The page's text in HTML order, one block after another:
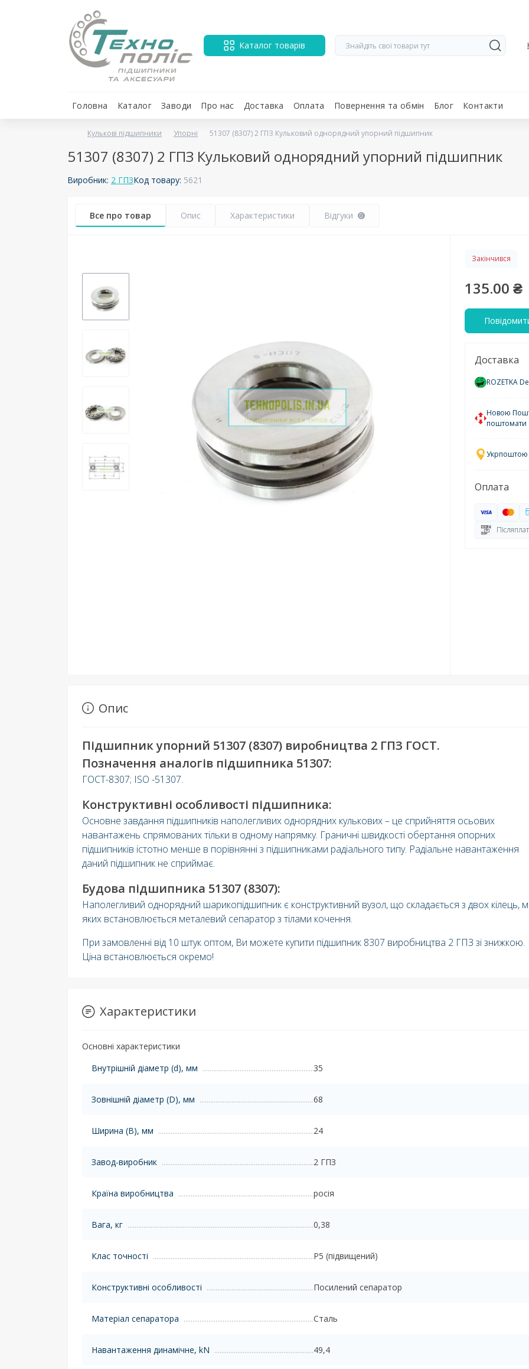
Каталог товарів
Головна Каталог Заводи Про нас Доставка Оплата Повернення та обмін Блог Контакти
Кулькові підшипники Упорні 51307 (8307) 2 ГПЗ Кульковий однорядний упорний підшипник
51307 (8307) 2 ГПЗ Кульковий однорядний упорний підшипник
Виробник: 2 ГПЗКод товару: 5621
Все про товар Опис Характеристики Відгуки 0
Закінчився
135.00 ₴
Доставка
ROZETKA
Новою
поштомати
Укрпоштою
Оплата
Опис
Підшипник упорний 51307 (8307) виробництва 2 ГПЗ ГОСТ.
Позначення аналогів підшипника 51307:
ГОСТ-8307; ISO -51307.
Конструктивні особливості підшипника:
Основне завдання підшипників наполегливих однорядних кулькових – це сприйняття осьових
навантажень спрямованих тільки в одному напрямку. Граничні швидкості обертання опорних
підшипників істотно менше в порівнянні з підшипниками радіального типу. Радіальне навантаження
даний підшипник не сприймає.
Будова підшипника 51307 (8307):
Наполегливий однорядний шарикопідшипник є конструктивний вузол, що складається з двох кілець,
яких встановлюється металевий сепаратор з тілами кочення.
При замовленні від 10 штук оптом, Ви можете купити підшипник 8307 виробництва 2 ГПЗ зі знижкою.
Ціна встановлюється окремо!
Характеристики
Основні характеристики
Внутрішній діаметр (d), мм
35
Зовнішній діаметр (D), мм 68
Ширина (B), мм 24
Завод-виробник 2 ГПЗ
Країна виробництва росія
Вага, кг 0,38
Клас точності P5 (підвищений)
Конструктивні особливості Посилений сепаратор
Матеріал сепаратора Сталь
Навантаження динамічне, kN 49,4